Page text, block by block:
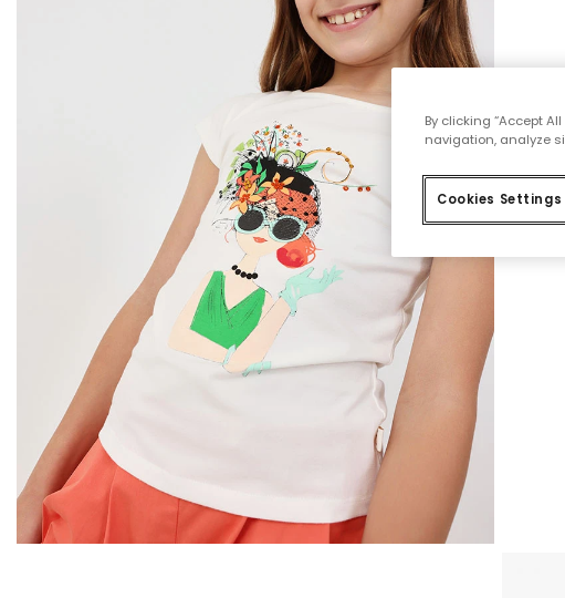
By clicking “Accept
navigation, analyze
Cookies Settings